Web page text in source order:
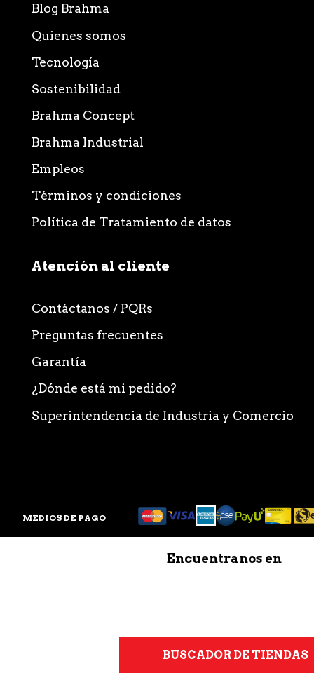
Blog Brahma
Quienes somos
Tecnología
Sostenibilidad
Brahma Concept
Brahma Industrial
Empleos
Términos y condiciones
Política de Tratamiento de datos
Atención al cliente
Contáctanos / PQRs
Preguntas frecuentes
Garantía
¿Dónde está mi pedido?
Superintendencia de Industria y Comercio
Encuentranos en
BUSCADOR DE TIENDAS
MEDIOS DE PAGO